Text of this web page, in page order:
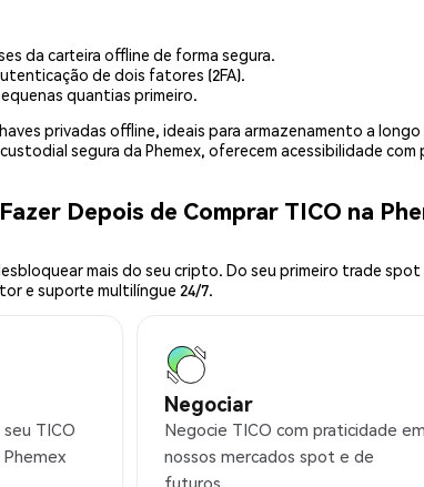
da carteira offline de forma segura.
de dois fatores (2FA).
quantias primeiro.
privadas offline, ideais para armazenamento a
segura da Phemex, oferecem acessibilidade
Depois de Comprar TICO na
mais do seu cripto. Do seu primeiro trade
e suporte multilíngue 24/7.
TICO
Negociar
Negocie TICO com praticidade em
nossos mercados spot e de